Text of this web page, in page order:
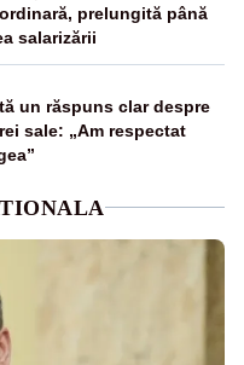
prelungită până
salarizării
un răspuns clar despre
sale: „Am respectat